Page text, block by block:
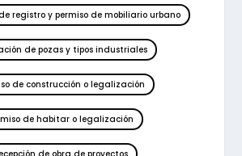
registro y permiso de mobiliario urbano
de pozas y tipos industriales
de construcción o legalización
de habitar o legalización